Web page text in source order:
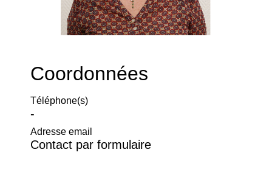
Coordonnées
Téléphone(s)
-
Adresse email
Contact par formulaire